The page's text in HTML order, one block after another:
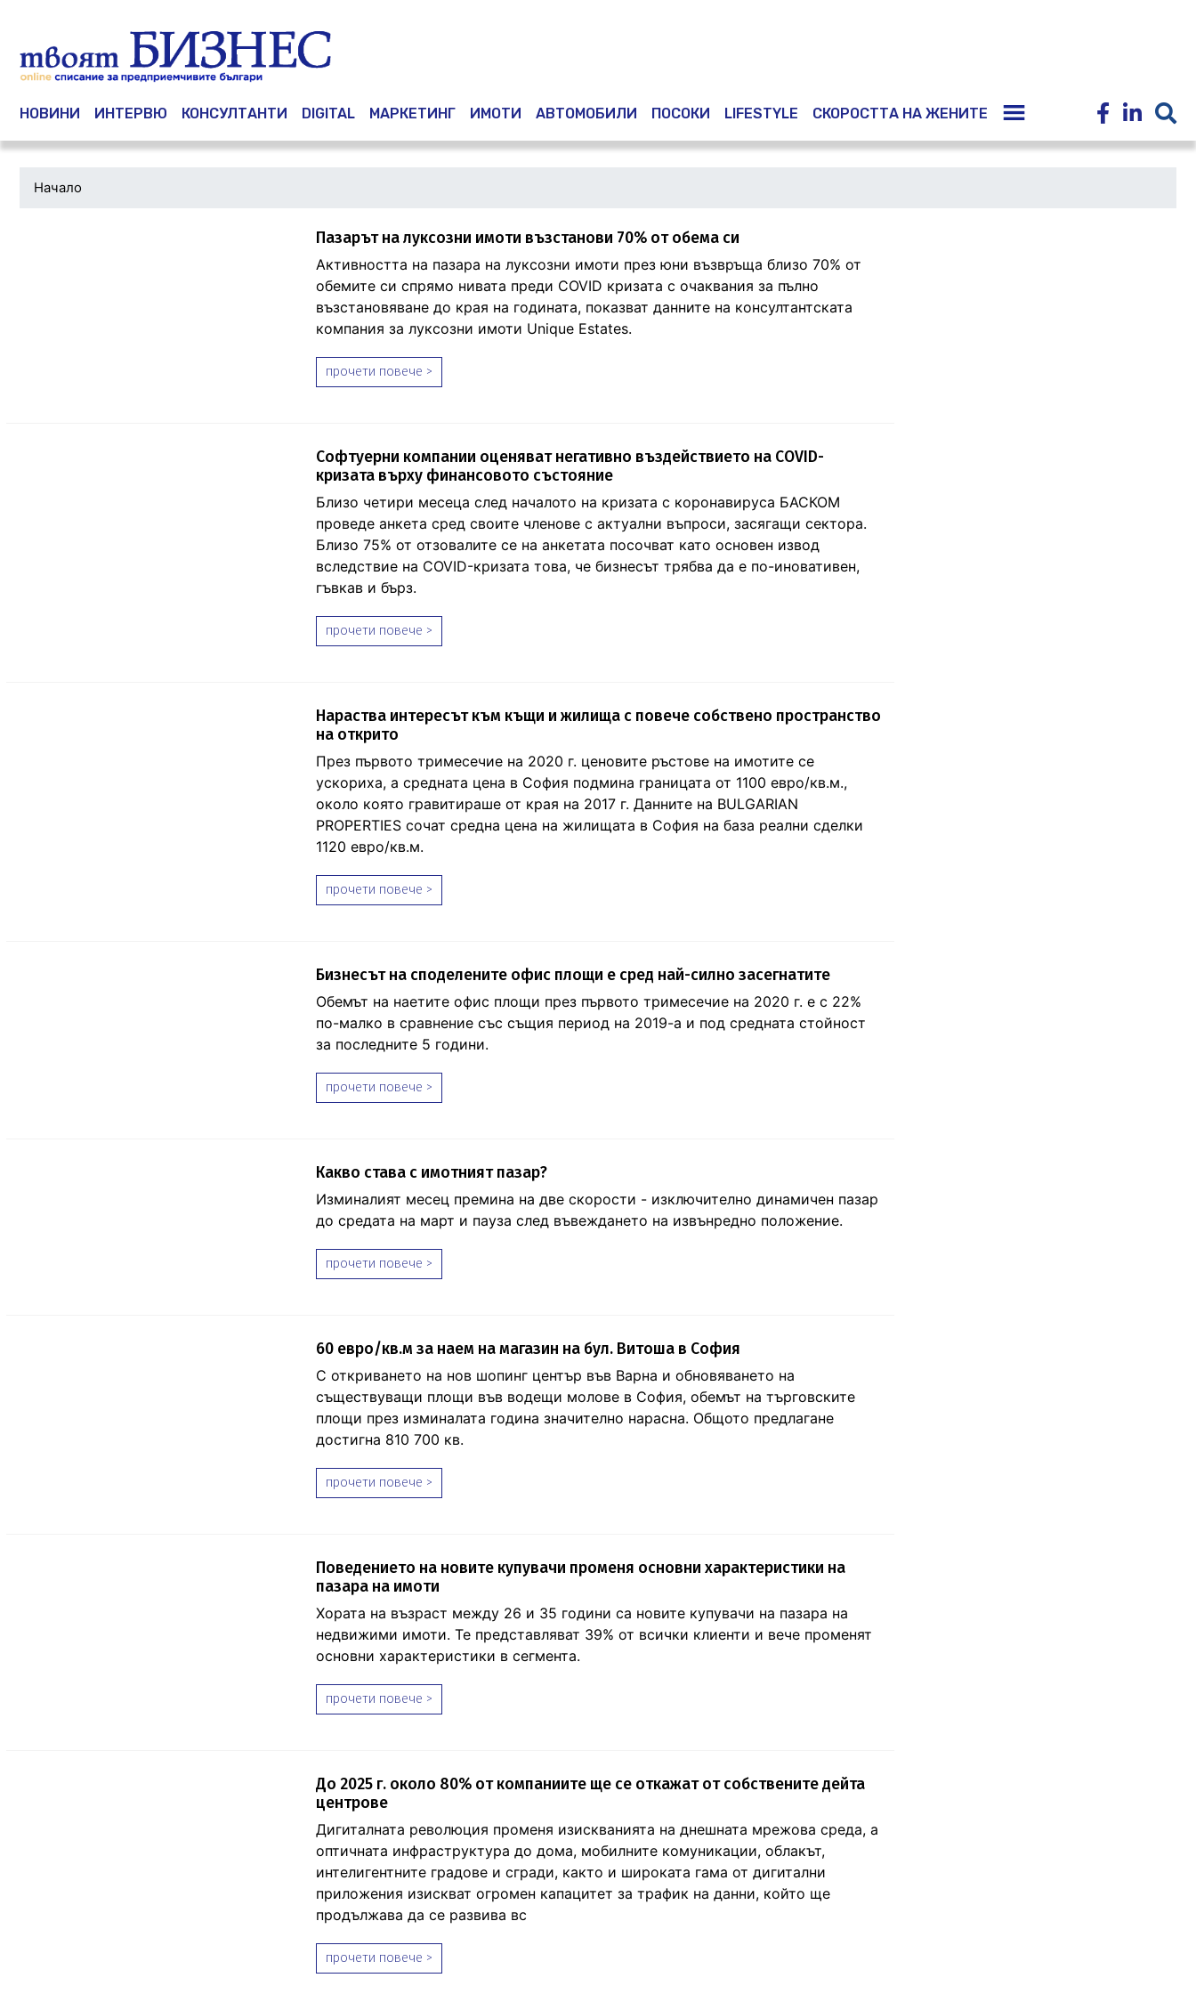
Main navigation
НОВИНИ ИНТЕРВЮ КОНСУЛТАНТИ DIGITAL МАРКЕТИНГ ИМОТИ АВТОМОБИЛИ ПОСОКИ LIFESTYLE СКОРОСТТА НА ЖЕНИТЕ
Начало
Пазарът на луксозни имоти възстанови 70% от обема си
Активността на пазара на луксозни имоти през юни възвръща близо 70% от
обемите си спрямо нивата преди COVID кризата с очаквания за пълно
възстановяване до края на годината, показват данните на консултантската
компания за луксозни имоти Unique Estates.
прочети повече >
Софтуерни компании оценяват негативно въздействието на COVID-
кризата върху финансовото състояние
Близо четири месеца след началото на кризата с коронавируса БАСКОМ
проведе анкета сред своите членове с актуални въпроси, засягащи сектора.
Близо 75% от отзовалите се на анкетата посочват като основен извод
вследствие на COVID-кризата това, че бизнесът трябва да е по-иновативен,
гъвкав и бърз.
прочети повече >
Нараства интересът към къщи и жилища с повече собствено пространство
на открито
През първото тримесечие на 2020 г. ценовите ръстове на имотите се
ускориха, а средната цена в София подмина границата от 1100 евро/кв.м.,
около която гравитираше от края на 2017 г. Данните на BULGARIAN
PROPERTIES сочат средна цена на жилищата в София на база реални сделки
1120 евро/кв.м.
прочети повече >
Бизнесът на споделените офис площи е сред най-силно засегнатите
Обемът на наетите офис площи през първото тримесечие на 2020 г. е с 22%
по-малко в сравнение със същия период на 2019-а и под средната стойност
за последните 5 години.
прочети повече >
Какво става с имотният пазар?
Изминалият месец премина на две скорости - изключително динамичен пазар
до средата на март и пауза след въвеждането на извънредно положение.
прочети повече >
60 евро/кв.м за наем на магазин на бул. Витоша в София
С откриването на нов шопинг център във Варна и обновяването на
съществуващи площи във водещи молове в София, обемът на търговските
площи през изминалата година значително нарасна. Общото предлагане
достигна 810 700 кв.
прочети повече >
Поведението на новите купувачи променя основни характеристики на
пазара на имоти
Хората на възраст между 26 и 35 години са новите купувачи на пазара на
недвижими имоти. Те представляват 39% от всички клиенти и вече променят
основни характеристики в сегмента.
прочети повече >
До 2025 г. около 80% от компаниите ще се откажат от собствените дейта
центрове
Дигиталната революция променя изискванията на днешната мрежова среда, а
оптичната инфраструктура до дома, мобилните комуникации, облакът,
интелигентните градове и сгради, както и широката гама от дигитални
приложения изискват огромен капацитет за трафик на данни, който ще
продължава да се развива вс
прочети повече >